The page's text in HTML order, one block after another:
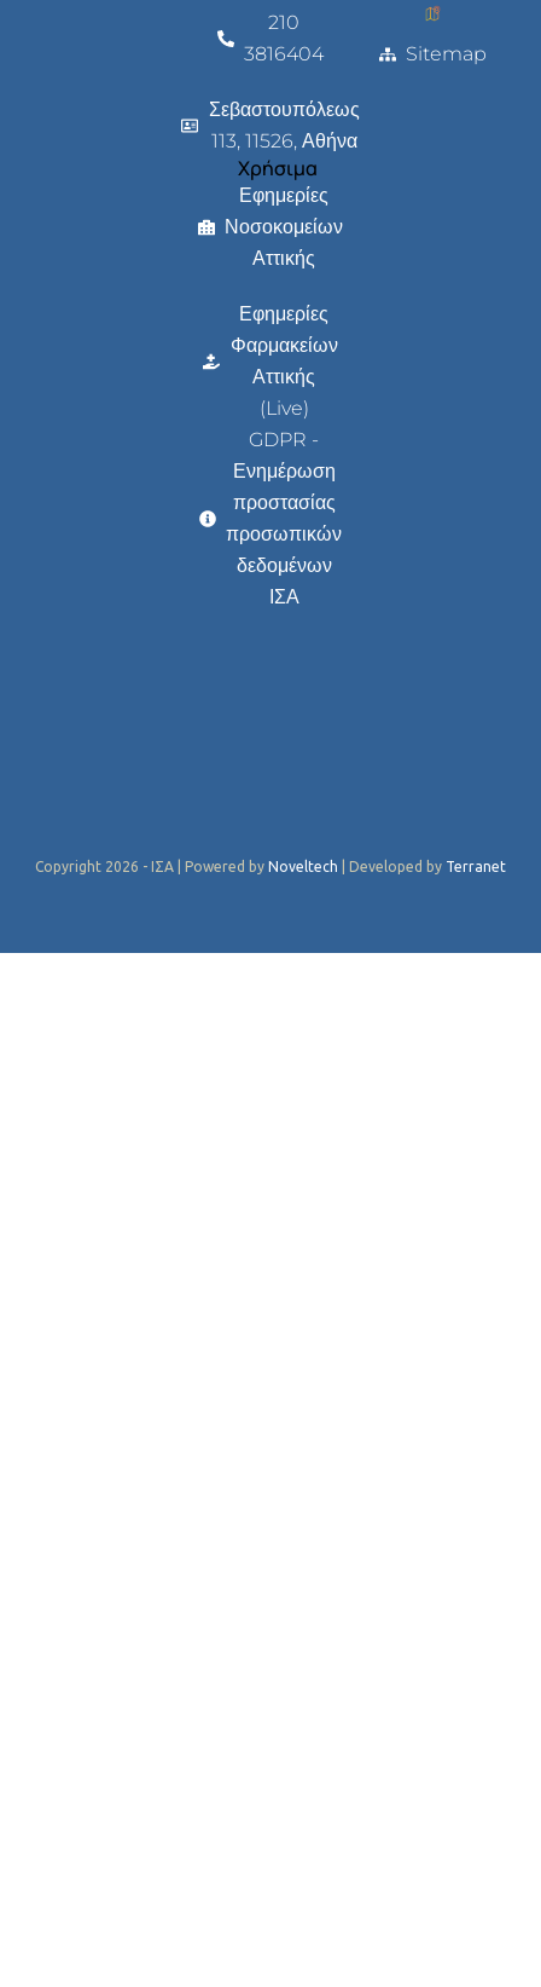
210
3816404
Σεβαστουπόλεως
113, 11526, Αθήνα
Χρήσιμα
Εφημερίες
Νοσοκομείων
Αττικής
Εφημερίες
Φαρμακείων
Αττικής
(Live)
GDPR -
Ενημέρωση
προστασίας
προσωπικών
δεδομένων
ΙΣΑ
Sitemap
Copyright 2026 - ΙΣΑ | Powered by Noveltech | Developed by Terranet